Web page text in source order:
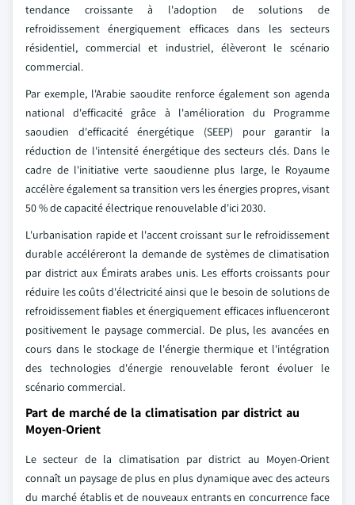
tendance croissante à l'adoption de solutions de
refroidissement énergiquement efficaces dans les secteurs
résidentiel, commercial et industriel, élèveront le scénario
commercial.
Par exemple, l'Arabie saoudite renforce également son agenda
national d'efficacité grâce à l'amélioration du Programme
saoudien d'efficacité énergétique (SEEP) pour garantir la
réduction de l'intensité énergétique des secteurs clés. Dans le
cadre de l'initiative verte saoudienne plus large, le Royaume
accélère également sa transition vers les énergies propres, visant
50 % de capacité électrique renouvelable d'ici 2030.
L'urbanisation rapide et l'accent croissant sur le refroidissement
durable accéléreront la demande de systèmes de climatisation
par district aux Émirats arabes unis. Les efforts croissants pour
réduire les coûts d'électricité ainsi que le besoin de solutions de
refroidissement fiables et énergiquement efficaces influenceront
positivement le paysage commercial. De plus, les avancées en
cours dans le stockage de l'énergie thermique et l'intégration
des technologies d'énergie renouvelable feront évoluer le
scénario commercial.
Part de marché de la climatisation par district au
Moyen-Orient
Le secteur de la climatisation par district au Moyen-Orient
connaît un paysage de plus en plus dynamique avec des acteurs
du marché établis et de nouveaux entrants en concurrence face